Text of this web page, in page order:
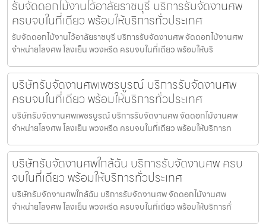
รับจัดดอกไม้งานไว้อาลัยราชบุรี บริการรับจัดงานศพ
ครบจบในที่เดียว พร้อมให้บริการทั่วประเทศ
รับจัดดอกไม้งานไว้อาลัยราชบุรี บริการรับจัดงานศพ จัดดอกไม้งานศพ
จำหน่ายโลงศพ โลงเย็น พวงหรีด ครบจบในที่เดียว พร้อมให้บริ
บริษัทรับจัดงานศพเพชรบูรณ์ บริการรับจัดงานศพ
ครบจบในที่เดียว พร้อมให้บริการทั่วประเทศ
บริษัทรับจัดงานศพเพชรบูรณ์ บริการรับจัดงานศพ จัดดอกไม้งานศพ
จำหน่ายโลงศพ โลงเย็น พวงหรีด ครบจบในที่เดียว พร้อมให้บริการท
บริษัทรับจัดงานศพใกล้ฉัน บริการรับจัดงานศพ ครบ
จบในที่เดียว พร้อมให้บริการทั่วประเทศ
บริษัทรับจัดงานศพใกล้ฉัน บริการรับจัดงานศพ จัดดอกไม้งานศพ
จำหน่ายโลงศพ โลงเย็น พวงหรีด ครบจบในที่เดียว พร้อมให้บริการทั่